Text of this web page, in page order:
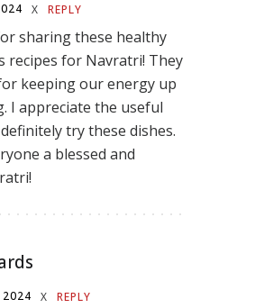
X REPLY
sharing these healthy
recipes for Navratri! They
keeping our energy up
I appreciate the useful
try these dishes.
a blessed and
2024 X REPLY